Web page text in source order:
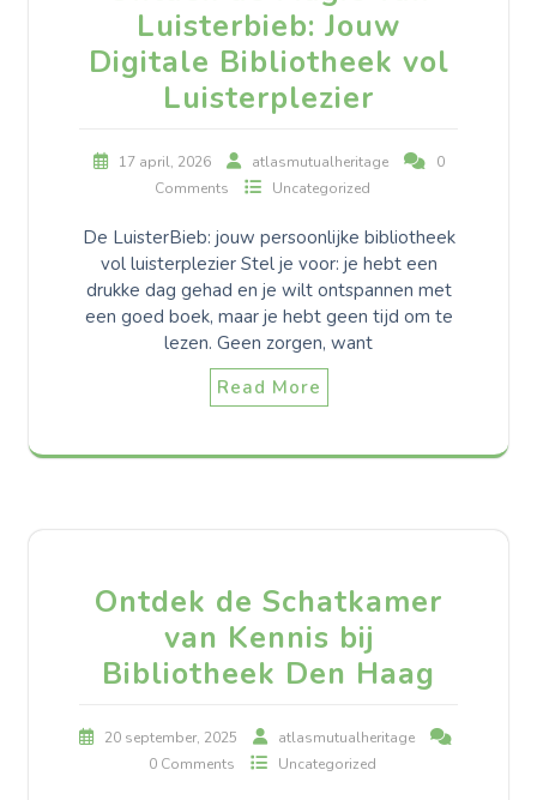
Luisterbieb: Jouw
Digitale Bibliotheek vol
Luisterplezier
17 april, 2026 atlasmutualheritage
0
Comments
Uncategorized
De LuisterBieb: jouw persoonlijke bibliotheek
vol luisterplezier Stel je voor: je hebt een
drukke dag gehad en je wilt ontspannen met
een goed boek, maar je hebt geen tijd om te
lezen. Geen zorgen, want
Read More
Ontdek de Schatkamer
van Kennis bij
Bibliotheek Den Haag
20 september, 2025
atlasmutualheritage
0 Comments
Uncategorized